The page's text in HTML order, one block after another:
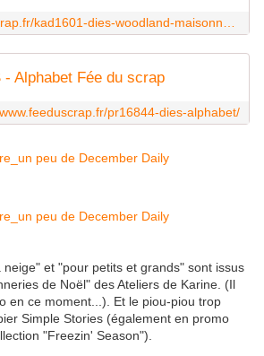
- Alphabet Fée du scrap
pr16844-dies-alphabet/
et "pour petits et grands" sont issus
de Noël" des Ateliers de Karine. (Il
en ce moment...). Et le piou-piou trop
Simple Stories (également en promo
"Freezin' Season").